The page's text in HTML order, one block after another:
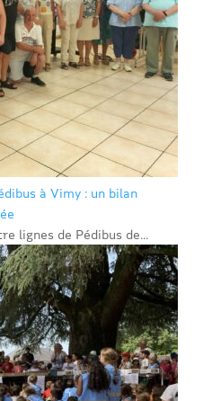
à Vimy : un bilan
lignes de Pédibus de...